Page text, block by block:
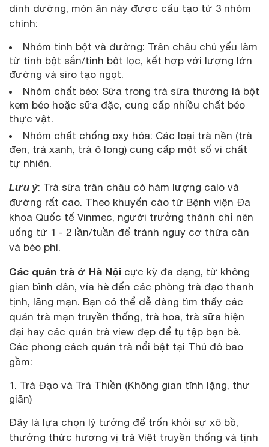
dinh dưỡng, món ăn này được cấu tạo từ 3 nhóm
chính:
Nhóm tinh bột và đường: Trân châu chủ yếu làm
từ tinh bột sắn/tinh bột lọc, kết hợp với lượng lớn
đường và siro tạo ngọt.
Nhóm chất béo: Sữa trong trà sữa thường là bột
kem béo hoặc sữa đặc, cung cấp nhiều chất béo
thực vật.
Nhóm chất chống oxy hóa: Các loại trà nền (trà
đen, trà xanh, trà ô long) cung cấp một số vi chất
tự nhiên.
Lưu ý: Trà sữa trân châu có hàm lượng calo và
đường rất cao. Theo khuyến cáo từ Bệnh viện Đa
khoa Quốc tế Vinmec, người trưởng thành chỉ nên
uống từ 1 - 2 lần/tuần để tránh nguy cơ thừa cân
và béo phì.
Các quán trà ở Hà Nội cực kỳ đa dạng, từ không
gian bình dân, vỉa hè đến các phòng trà đạo thanh
tịnh, lãng mạn. Bạn có thể dễ dàng tìm thấy các
quán trà mạn truyền thống, trà hoa, trà sữa hiện
đại hay các quán trà view đẹp để tụ tập bạn bè.
Các phong cách quán trà nổi bật tại Thủ đô bao
gồm:
Trà Đạo và Trà Thiền (Không gian tĩnh lặng, thư
giãn)
Đây là lựa chọn lý tưởng để trốn khỏi sự xô bồ,
thưởng thức hương vị trà Việt truyền thống và tịnh